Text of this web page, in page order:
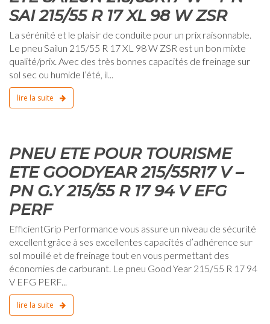
SAI 215/55 R 17 XL 98 W ZSR
La sérénité et le plaisir de conduite pour un prix raisonnable.
Le pneu Sailun 215/55 R 17 XL 98 W ZSR est un bon mixte
qualité/prix. Avec des très bonnes capacités de freinage sur
sol sec ou humide l’été, il...
lire la suite
PNEU ETE POUR TOURISME
ETE GOODYEAR 215/55R17 V –
PN G.Y 215/55 R 17 94 V EFG
PERF
EfficientGrip Performance vous assure un niveau de sécurité
excellent grâce à ses excellentes capacités d’adhérence sur
sol mouillé et de freinage tout en vous permettant des
économies de carburant. Le pneu Good Year 215/55 R 17 94
V EFG PERF...
lire la suite